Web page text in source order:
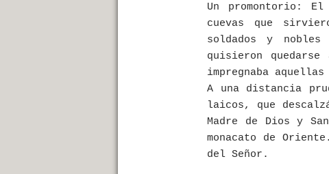
Un promontorio: El
cuevas que
soldados y
quisieron
impregnaba
A una distancia
laicos, que
Madre de Dios y
monacato de
del Señor.